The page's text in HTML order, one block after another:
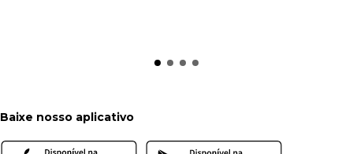
Baixe nosso aplicativo